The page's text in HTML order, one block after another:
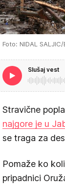
Foto: NIDAL SALJIC/
Slušaj vest
Stravične
najgore je u
se traga za
Pomaže ko
pripadnici